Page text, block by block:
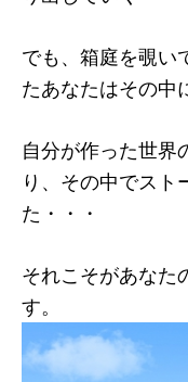
でも、箱庭を覗い
たあなたはその中
自分が作った世界
り、その中でスト
た・・・
それこそがあなた
す。